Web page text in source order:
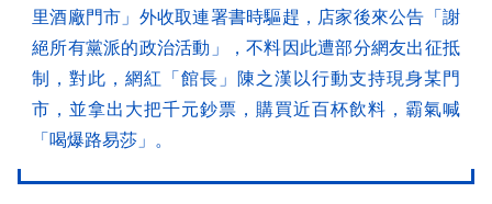
里酒廠門市」外收取連署書時驅趕，店家後來公告「謝
絕所有黨派的政治活動」，不料因此遭部分網友出征抵
制，對此，網紅「館長」陳之漢以行動支持現身某門
市，並拿出大把千元鈔票，購買近百杯飲料，霸氣喊
「喝爆路易莎」。